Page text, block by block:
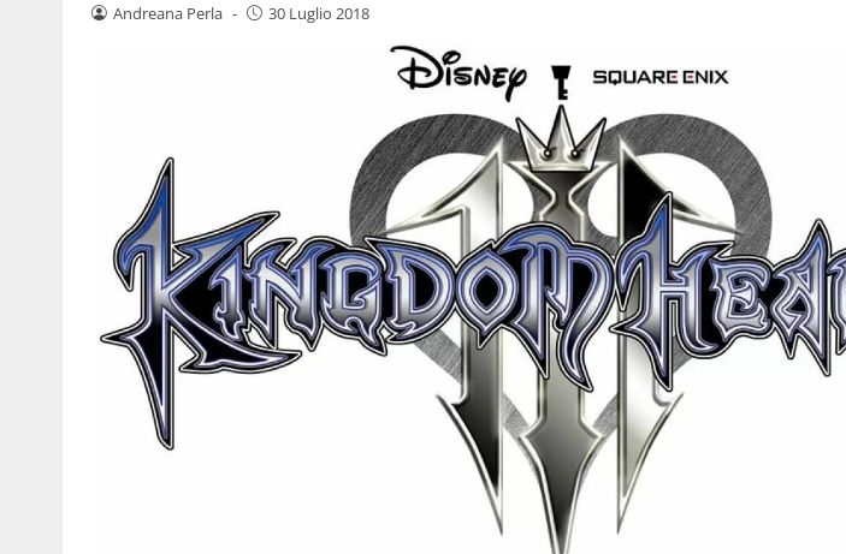
Andreana Perla - 30 Luglio 2018